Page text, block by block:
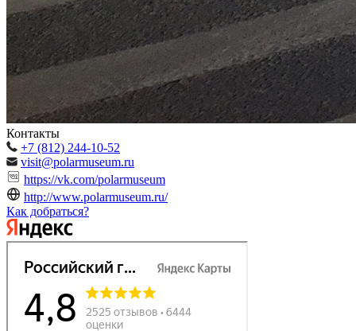
Контакты
+7 (812) 244-10-52
visit@polarmuseum.ru
https://vk.com/polarmuseum
http://www.polarmuseum.ru/
Как добраться?